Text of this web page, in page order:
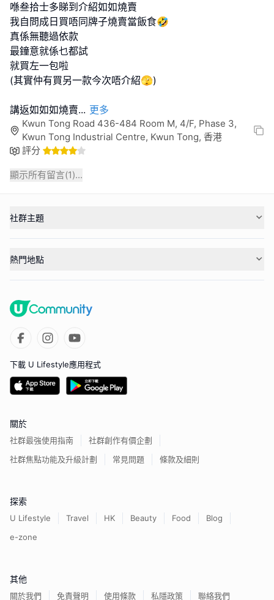
喺叁拾士多睇到介紹如如燒賣
我自問成日買唔同牌子燒賣當飯食🤣
真係無聽過依款
最鐘意就係乜都試
就買左一包啦
(其實仲有買另一款今次唔介紹🫣)
講返如如如燒賣... 更多
Kwun Tong Road 436-484 Room M, 4/F, Phase 3,
Kwun Tong Industrial Centre, Kwun Tong, 香港
評分
顯示所有留言(1)...
社群主題
熱門地點
下載 U Lifestyle應用程式
關於
社群最強使用指南
社群創作有價企劃
社群焦點功能及升級計劃
常見問題 條款及細則
探索
U Lifestyle Travel HK Beauty Food
Blog
e-zone
其他
關於我們 免責聲明 使用條款 私隱政策 聯絡我們